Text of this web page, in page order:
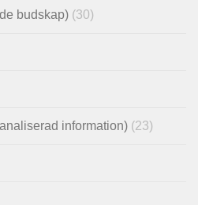
budskap) (30)
information) (23)